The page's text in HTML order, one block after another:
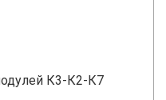
К3-К2-К7